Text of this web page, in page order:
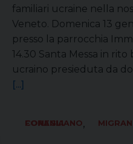
familiari ucraine nella
Veneto. Domenica 13
presso la parrocchia
14.30 Santa Messa in
ucraino presieduta da
[...]
FORANIA CONEGLIANO,